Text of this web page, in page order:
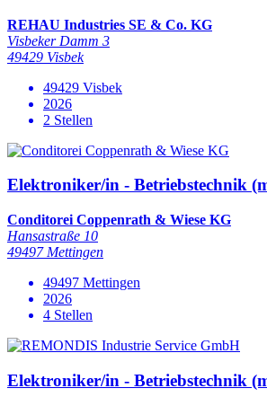
REHAU Industries SE & Co. KG
Visbeker Damm 3
49429 Visbek
49429 Visbek
2026
2 Stellen
Elektroniker/in - Betriebstechnik
Conditorei Coppenrath & Wiese KG
Hansastraße 10
49497 Mettingen
49497 Mettingen
2026
4 Stellen
Elektroniker/in - Betriebstechnik